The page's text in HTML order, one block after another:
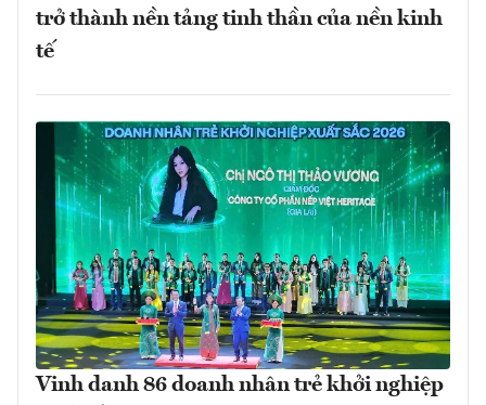
trở thành nền tảng tinh thần của nền kinh
tế
Vinh danh 86 doanh nhân trẻ khởi nghiệp